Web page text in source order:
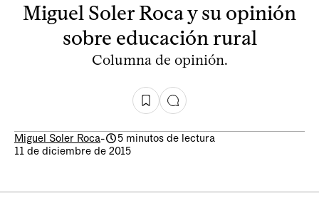
Miguel Soler Roca y su opinión
sobre educación rural
Columna de opinión.
Miguel Soler Roca-
5 minutos de lectura
11 de diciembre de 2015